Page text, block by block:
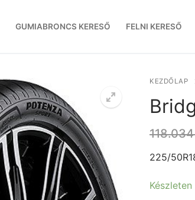
GUMIABRONCS KERESŐ FELNI KERESŐ
KEZDŐLAP
225/
Készleten